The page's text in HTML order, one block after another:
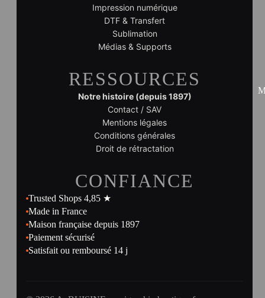
Impression numérique
DTF & Transfert
Sublimation
Médias & Supports
RESSOURCES
Notre histoire (depuis 1897)
Contact / SAV
Mentions légales
Conditions générales
Droit de rétractation
CONFIANCE
Trusted Shops 4,85 ★
Made in France
Maison française depuis 1897
Paiement sécurisé
Satisfait ou remboursé 14 j